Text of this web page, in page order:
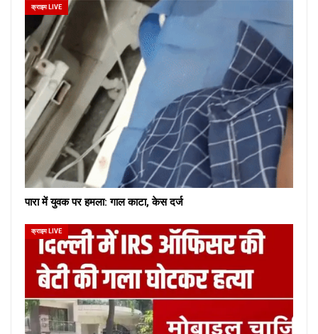
क्राइम LIVE
पारा में युवक पर हमला: गाल काटा, केस दर्ज
क्राइम LIVE